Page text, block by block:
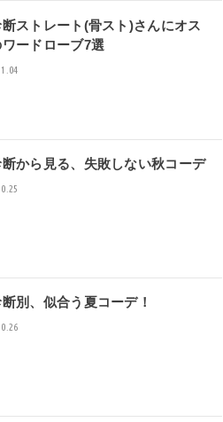
ストレート(骨スト)さんにオス
ワードローブ7選
から見る、失敗しない秋コーデ
別、似合う夏コーデ！